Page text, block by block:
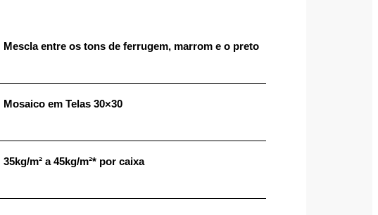
Mescla entre os tons de ferrugem, marrom e o preto
Mosaico em Telas 30×30
35kg/m² a 45kg/m²* por caixa